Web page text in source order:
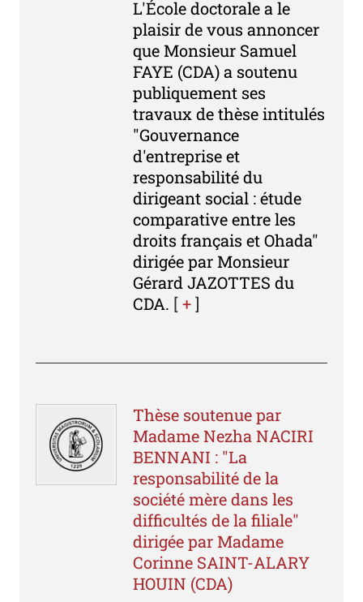
L'École doctorale a le
plaisir de vous annoncer
que Monsieur Samuel
FAYE (CDA) a soutenu
publiquement ses
travaux de thèse intitulés
"Gouvernance
d'entreprise et
responsabilité du
dirigeant social : étude
comparative entre les
droits français et Ohada"
dirigée par Monsieur
Gérard JAZOTTES du
CDA. [+]
Thèse soutenue par
Madame Nezha NACIRI
BENNANI : "La
responsabilité de la
société mère dans les
difficultés de la filiale"
dirigée par Madame
Corinne SAINT-ALARY
HOUIN (CDA)